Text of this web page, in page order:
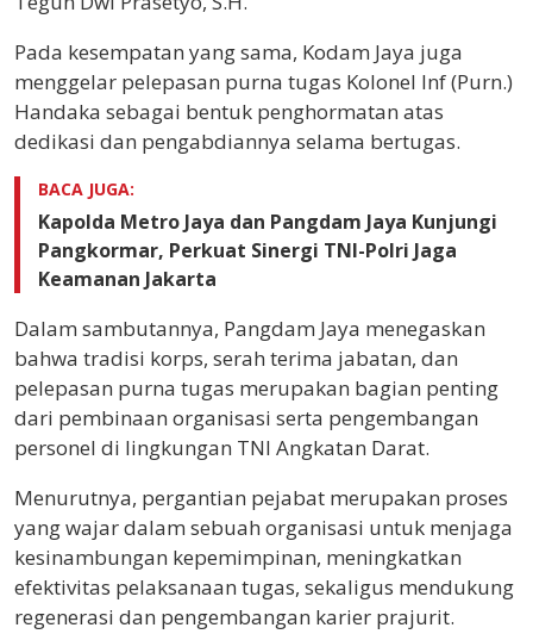
Pada kesempatan yang sama, Kodam Jaya juga
menggelar pelepasan purna tugas Kolonel Inf (Purn.)
Handaka sebagai bentuk penghormatan atas
dedikasi dan pengabdiannya selama bertugas.
BACA JUGA:
Kapolda Metro Jaya dan Pangdam Jaya Kunjungi
Pangkormar, Perkuat Sinergi TNI-Polri Jaga
Keamanan Jakarta
Dalam sambutannya, Pangdam Jaya menegaskan
bahwa tradisi korps, serah terima jabatan, dan
pelepasan purna tugas merupakan bagian penting
dari pembinaan organisasi serta pengembangan
personel di lingkungan TNI Angkatan Darat.
Menurutnya, pergantian pejabat merupakan proses
yang wajar dalam sebuah organisasi untuk menjaga
kesinambungan kepemimpinan, meningkatkan
efektivitas pelaksanaan tugas, sekaligus mendukung
regenerasi dan pengembangan karier prajurit.